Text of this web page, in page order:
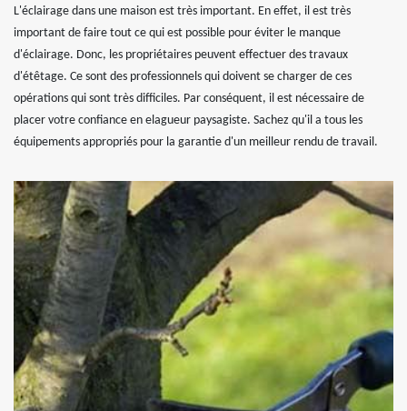
L'éclairage dans une maison est très important. En effet, il est très
important de faire tout ce qui est possible pour éviter le manque
d'éclairage. Donc, les propriétaires peuvent effectuer des travaux
d'étêtage. Ce sont des professionnels qui doivent se charger de ces
opérations qui sont très difficiles. Par conséquent, il est nécessaire de
placer votre confiance en elagueur paysagiste. Sachez qu'il a tous les
équipements appropriés pour la garantie d'un meilleur rendu de travail.